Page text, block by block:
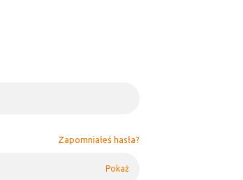
Zapomniałeś hasła?
Pokaż